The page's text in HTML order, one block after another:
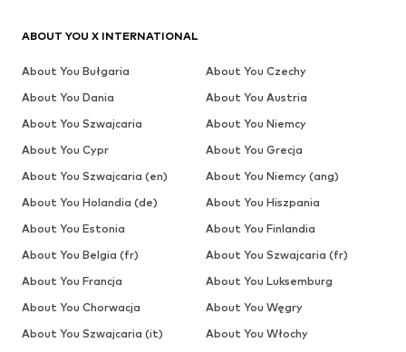
ABOUT YOU X INTERNATIONAL
About You Bułgaria
About You Czechy
About You Dania
About You Austria
About You Szwajcaria
About You Niemcy
About You Cypr
About You Grecja
About You Szwajcaria (en)
About You Niemcy (ang)
About You Holandia (de)
About You Hiszpania
About You Estonia
About You Finlandia
About You Belgia (fr)
About You Szwajcaria (fr)
About You Francja
About You Luksemburg
About You Chorwacja
About You Węgry
About You Szwajcaria (it)
About You Włochy